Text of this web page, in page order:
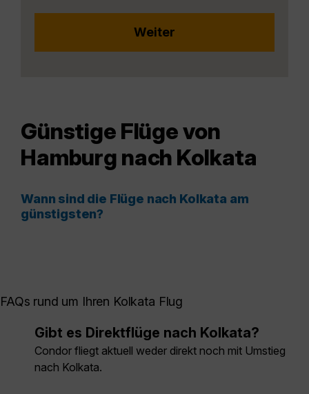
Günstige Flüge von
Hamburg nach Kolkata
Wann sind die Flüge nach Kolkata am
günstigsten?
FAQs rund um Ihren Kolkata Flug
Gibt es Direktflüge nach Kolkata?
Condor fliegt aktuell weder direkt noch mit Umstieg
nach Kolkata.